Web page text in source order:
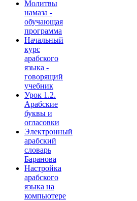
Молитвы
намаза -
обучающая
программа
Начальный
курс
арабского
языка -
говорящий
учебник
Урок 1.2.
Арабские
буквы и
огласовки
Электронный
арабский
словарь
Баранова
Настройка
арабского
языка на
компьютере